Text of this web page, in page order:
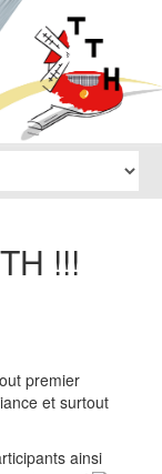
!!!
premier
et surtout
ainsi